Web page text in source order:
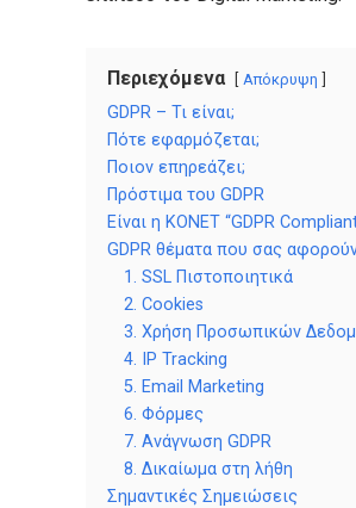
Περιεχόμενα Απόκρυψη
GDPR – Τι είναι;
Πότε εφαρμόζεται;
Ποιον επηρεάζει;
Πρόστιμα του GDPR
Είναι η KONET “GDPR
GDPR θέματα που σας
1. SSL Πιστοποιητικά
2. Cookies
3. Χρήση Προσωπικών
4. IP Tracking
5. Email Marketing
6. Φόρμες
7. Ανάγνωση GDPR
8. Δικαίωμα στη λήθη
Σημαντικές Σημειώσεις